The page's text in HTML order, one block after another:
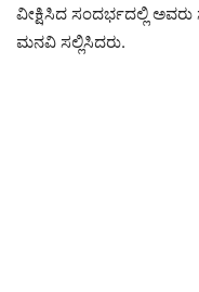
ವೀಕ್ಷಿಸಿದ ಸಂದರ್ಭದಲ್ಲಿ ಅವರು
ಮನವಿ ಸಲ್ಲಿಸಿದರು.